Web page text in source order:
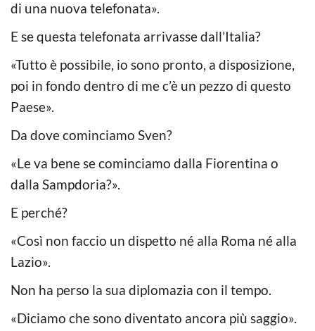
di una nuova telefonata».
E se questa telefonata arrivasse dall’Italia?
«Tutto è possibile, io sono pronto, a disposizione,
poi in fondo dentro di me c’è un pezzo di questo
Paese».
Da dove cominciamo Sven?
«Le va bene se cominciamo dalla Fiorentina o
dalla Sampdoria?».
E perché?
«Così non faccio un dispetto né alla Roma né alla
Lazio».
Non ha perso la sua diplomazia con il tempo.
«Diciamo che sono diventato ancora più saggio».